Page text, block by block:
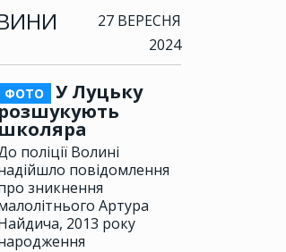
27 ВЕРЕСНЯ
2024
ФОТО
У Луцьку
школяра
поліції Волині
повідомлення
зникнення
Артура
2013 року